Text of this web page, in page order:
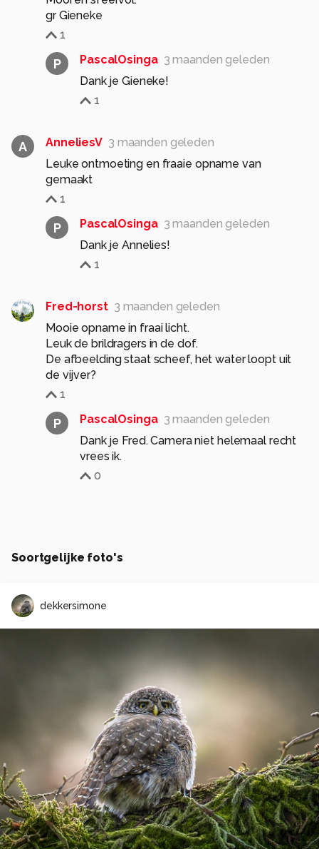
gr Gieneke
1
P PascalOsinga 3 maanden geleden
Dank je Gieneke!
1
A AnneliesV 3 maanden geleden
Leuke ontmoeting en fraaie opname van
gemaakt
1
P PascalOsinga 3 maanden geleden
Dank je Annelies!
1
Fred-horst 3 maanden geleden
Mooie opname in fraai licht.
Leuk de brildragers in de dof.
De afbeelding staat scheef, het water loopt uit
1
P PascalOsinga 3 maanden geleden
Dank je Fred. Camera niet helemaal recht
vrees ik.
0
Soortgelijke foto's
dekkersimone